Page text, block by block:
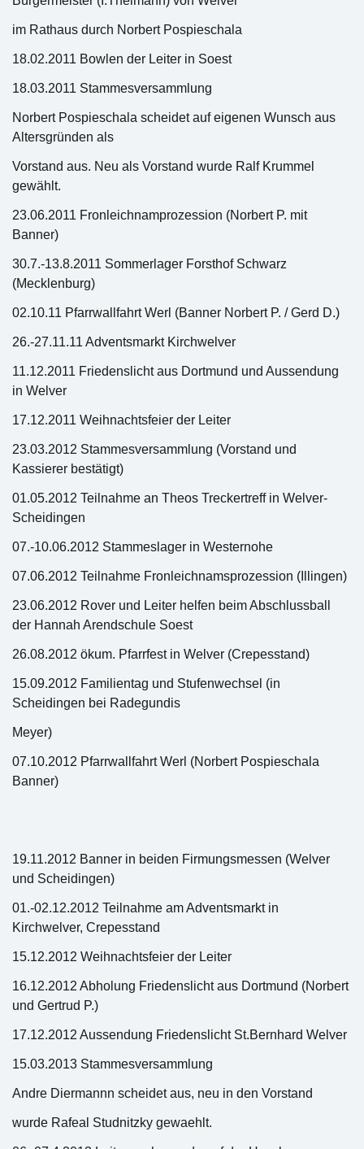
im Rathaus durch Norbert Pospieschala
18.02.2011 Bowlen der Leiter in Soest
18.03.2011 Stammesversammlung
Norbert Pospieschala scheidet auf eigenen Wunsch aus
Altersgründen als
Vorstand aus. Neu als Vorstand wurde Ralf Krummel
gewählt.
23.06.2011 Fronleichnamprozession (Norbert P. mit
Banner)
30.7.-13.8.2011 Sommerlager Forsthof Schwarz
(Mecklenburg)
02.10.11 Pfarrwallfahrt Werl (Banner Norbert P. / Gerd D.)
26.-27.11.11 Adventsmarkt Kirchwelver
11.12.2011 Friedenslicht aus Dortmund und Aussendung
in Welver
17.12.2011 Weihnachtsfeier der Leiter
23.03.2012 Stammesversammlung (Vorstand und
Kassierer bestätigt)
01.05.2012 Teilnahme an Theos Treckertreff in Welver-
Scheidingen
07.-10.06.2012 Stammeslager in Westernohe
07.06.2012 Teilnahme Fronleichnamsprozession (Illingen)
23.06.2012 Rover und Leiter helfen beim Abschlussball
der Hannah Arendschule Soest
26.08.2012 ökum. Pfarrfest in Welver (Crepesstand)
15.09.2012 Familientag und Stufenwechsel (in
Scheidingen bei Radegundis
Meyer)
07.10.2012 Pfarrwallfahrt Werl (Norbert Pospieschala
Banner)
19.11.2012 Banner in beiden Firmungsmessen (Welver
und Scheidingen)
01.-02.12.2012 Teilnahme am Adventsmarkt in
Kirchwelver, Crepesstand
15.12.2012 Weihnachtsfeier der Leiter
16.12.2012 Abholung Friedenslicht aus Dortmund (Norbert
und Gertrud P.)
17.12.2012 Aussendung Friedenslicht St.Bernhard Welver
15.03.2013 Stammesversammlung
Andre Diermannn scheidet aus, neu in den Vorstand
wurde Rafeal Studnitzky gewaehlt.